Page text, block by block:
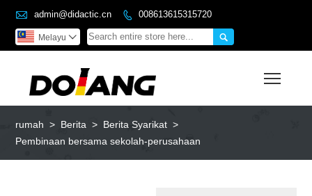
 admin@didactic.cn  008613615315720

Melayu 
rumah > Berita > Berita Syarikat >
Pembinaan bersama sekolah-perusahaan